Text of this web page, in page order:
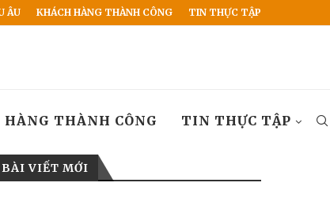
ÂU KHÁCH HÀNG THÀNH CÔNG TIN THỰC TẬP
HÀNG THÀNH CÔNG TIN THỰC TẬP
BÀI VIẾT MỚI